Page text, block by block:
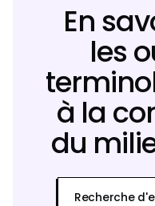
En
les
à la
du
Recherche